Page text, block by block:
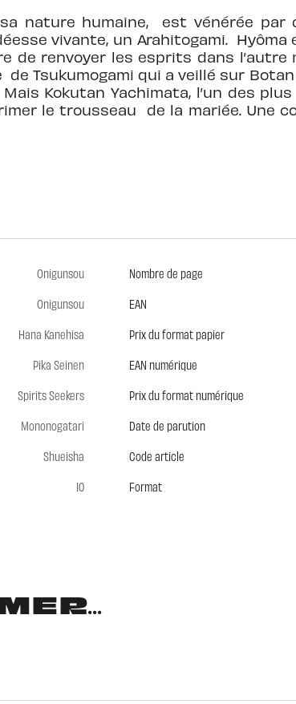
nature humaine, est vénérée par
vivante, un Arahitogami.
de renvoyer les esprits dans
Tsukumogami qui a veillé sur
Kokutan Yachimata, l’un des
le trousseau de la mariée. Une
Onigunsou
Onigunsou
Hana Kanehisa
Pika Seinen
Spirits Seekers
Mononogatari
Shueisha
10
Nombre de page
EAN
Prix du format papier
EAN numérique
Prix du format numérique
Date de parution
Code article
Format